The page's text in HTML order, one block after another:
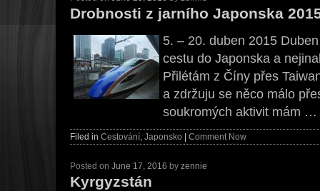
Drobnosti z jarního Japonska
5. – 20. duben 2015
cestu do Japonska a
Přilétám z Číny přes
a zdržuju se něco málo
soukromých aktivit mám …
Filed in Cestování, Japonsko Comment Now
Posted on June 17, 2016 by zennie
Kyrgyzstán